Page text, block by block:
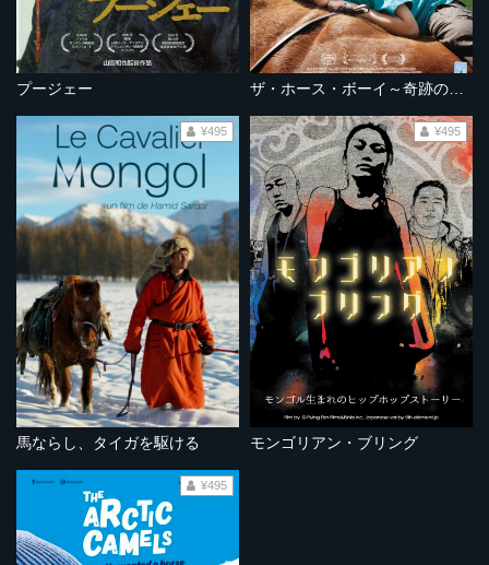
プージェー
馬ならし、タイガを駆ける
¥495
モンゴリアン・ブリング
¥495
¥495